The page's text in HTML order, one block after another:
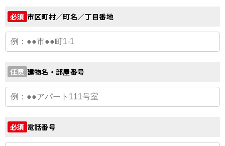
必須 市区町村／町名／丁目番地
任意 建物名・部屋番号
必須 電話番号